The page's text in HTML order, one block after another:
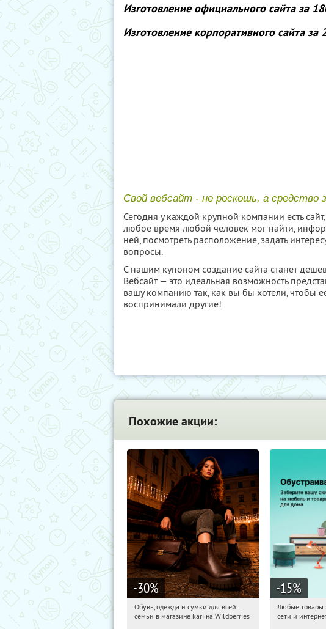
Изготовление официального сайтаза
Изготовление корпоративного сайтаза
Свой вебсайт - не роскошь, а средство
Сегодня у каждой крупной компании есть
любое время любой человек мог найти,
ней, посмотреть расположение, задать
вопросы.
С нашим купоном создание сайта станет
Вебсайт — это идеальная возможность
вашу компанию так, как вы бы хотели, чтобы
воспринимали другие!
Похожие акции:
-30%
13:03:15 Получили:
Обувь, одежда и сумки для всей
семьи в магазине kari на Wildberries
-15%
13:03:15
Любые товары
сети и